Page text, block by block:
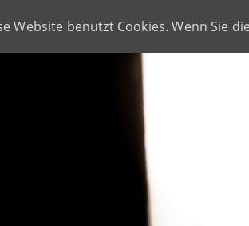
ÜBER UNS SERVICE
Website benutzt Cookies. Wenn Sie